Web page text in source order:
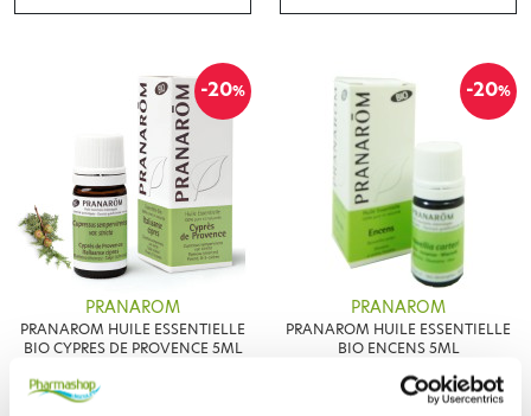
-20%
PRANAROM
PRANAROM HUILE ESSENTIELLE
BIO CYPRES DE PROVENCE 5ML
6,83 €
-20%
PRANAROM
PRANAROM HUILE ESSENTIELLE
BIO ENCENS 5ML
7,52 €